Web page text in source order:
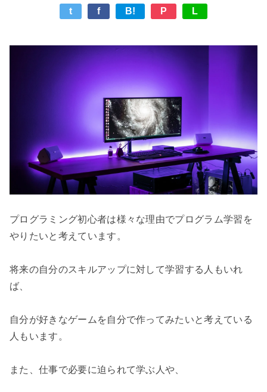
t f B! P L
プログラミング初心者は様々な理由でプログラム学習を
やりたいと考えています。
将来の自分のスキルアップに対して学習する人もいれ
ば、
自分が好きなゲームを自分で作ってみたいと考えている
人もいます。
また、仕事で必要に迫られて学ぶ人や、